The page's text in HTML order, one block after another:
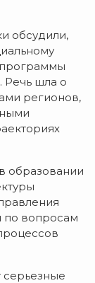
обсудили,
программы
Речь шла о
регионов,
образовании
по вопросам
серьезные